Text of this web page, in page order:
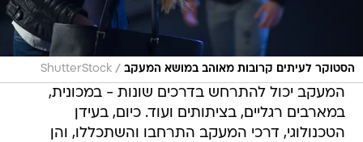
הסטוקר לעיתים קרובות מאוהב במושא המעקב /
ShutterStock
המעקב יכול להתרחש בדרכים שונות - במכונית,
במארבים רגליים, בציתותים ועוד. כיום, בעידן
הטכנולוגי, דרכי המעקב התרחבו והשתכללו, והן